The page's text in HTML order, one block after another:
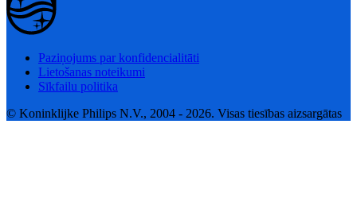
Paziņojums par konfidencialitāti
Lietošanas noteikumi
Sīkfailu politika
© Koninklijke Philips N.V., 2004 - 2026. Visas tiesības aizsargātas